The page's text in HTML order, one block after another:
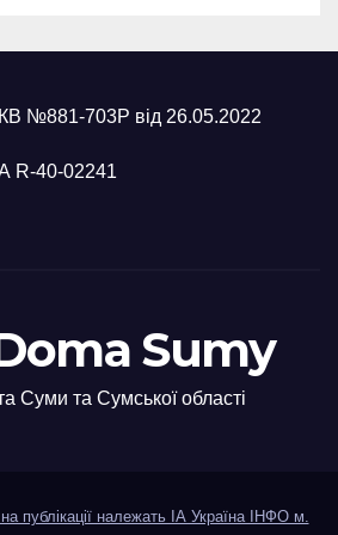
№881-703Р від 26.05.2022
R-40-02241
Sumy
Суми та Сумської області
публікації належать ІА Україна ІНФО м.